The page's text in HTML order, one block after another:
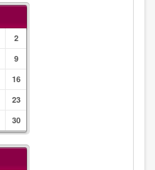
2
9
16
23
30